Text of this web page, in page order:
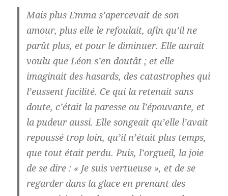
Mais plus Emma s’apercevait de son
amour, plus elle le refoulait, afin qu’il ne
parût plus, et pour le diminuer. Elle aurait
voulu que Léon s’en doutât ; et elle
imaginait des hasards, des catastrophes qui
l’eussent facilité. Ce qui la retenait sans
doute, c’était la paresse ou l’épouvante, et
la pudeur aussi. Elle songeait qu’elle l’avait
repoussé trop loin, qu’il n’était plus temps,
que tout était perdu. Puis, l’orgueil, la joie
de se dire : « Je suis vertueuse », et de se
regarder dans la glace en prenant des